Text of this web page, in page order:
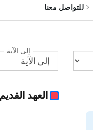
للتواصل معنا
إلى الآية
العهد القديم